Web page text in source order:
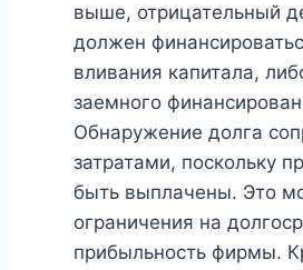
выше, отрицательный
должен
вливания капитала,
заемного
Обнаружение долга
затратами, поскольку
быть выплачены. Это
ограничения на
прибыльность фирмы.